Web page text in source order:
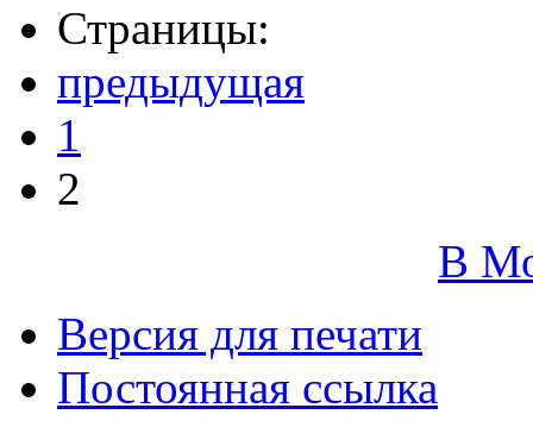
Страницы:
предыдущая
1
2
В
Версия для печати
Постоянная ссылка